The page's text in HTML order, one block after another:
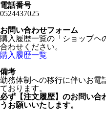
電話番号
0524437025
お問い合わせフォーム
購入履歴一覧の「ショップヘ
合わせください。
購入履歴一覧
備考
勤務体制への移行に伴いお電
ております。
必ず【注文履歴】のお問い合
うお願いいたします。